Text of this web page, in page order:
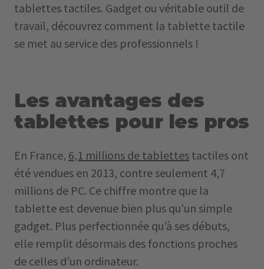
tablettes tactiles. Gadget ou véritable outil de
travail, découvrez comment la tablette tactile
se met au service des professionnels !
Les avantages des
tablettes pour les pros
En France, 6,1 millions de tablettes tactiles ont
été vendues en 2013, contre seulement 4,7
millions de PC. Ce chiffre montre que la
tablette est devenue bien plus qu’un simple
gadget. Plus perfectionnée qu’à ses débuts,
elle remplit désormais des fonctions proches
de celles d’un ordinateur.